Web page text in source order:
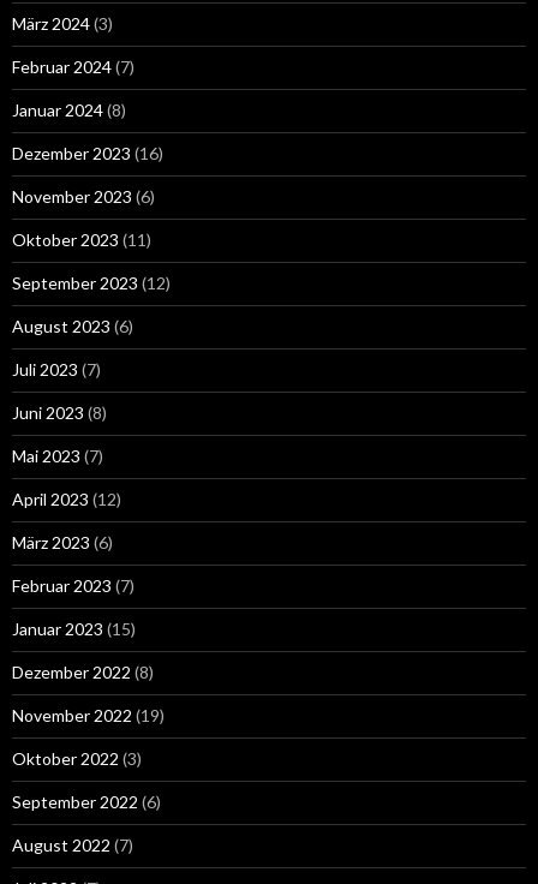
März 2024(3)
Februar 2024(7)
Januar 2024(8)
Dezember 2023 (16)
November 2023 (6)
Oktober 2023 (11)
September 2023 (12)
August 2023 (6)
Juli 2023 (7)
Juni 2023 (8)
Mai 2023 (7)
April 2023 (12)
März 2023 (6)
Februar 2023 (7)
Januar 2023 (15)
Dezember 2022 (8)
November 2022 (19)
Oktober 2022 (3)
September 2022 (6)
August 2022 (7)